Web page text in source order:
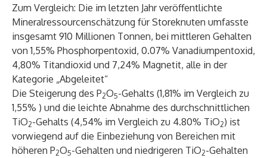
Zum Vergleich: Die im letzten Jahr veröffentlichte
Mineralressourcenschätzung für Storeknuten umfasste
insgesamt 910 Millionen Tonnen, bei mittleren Gehalten
von 1,55% Phosphorpentoxid, 0.07% Vanadiumpentoxid,
4,80% Titandioxid und 7,24% Magnetit, alle in der
Kategorie „Abgeleitet“
Die Steigerung des P2O5-Gehalts (1,81% im Vergleich zu
1,55% ) und die leichte Abnahme des durchschnittlichen
TiO2-Gehalts (4,54% im Vergleich zu 4.80% TiO2) ist
vorwiegend auf die Einbeziehung von Bereichen mit
höheren P2O5-Gehalten und niedrigeren TiO2-Gehalten